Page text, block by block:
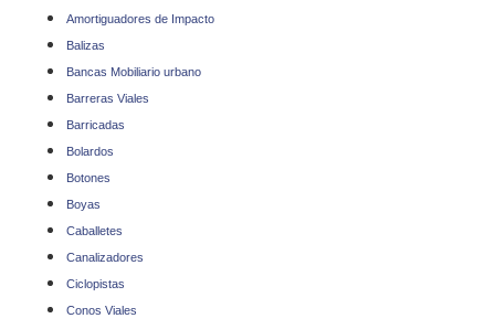
Amortiguadores de Impacto
Balizas
Bancas Mobiliario urbano
Barreras Viales
Barricadas
Bolardos
Botones
Boyas
Caballetes
Canalizadores
Ciclopistas
Conos Viales